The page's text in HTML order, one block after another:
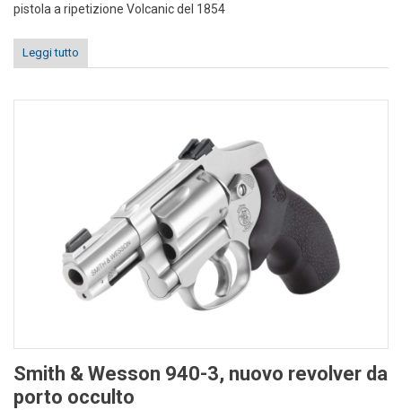
pistola a ripetizione Volcanic del 1854
Leggi tutto
Smith & Wesson 940-3, nuovo revolver da
porto occulto